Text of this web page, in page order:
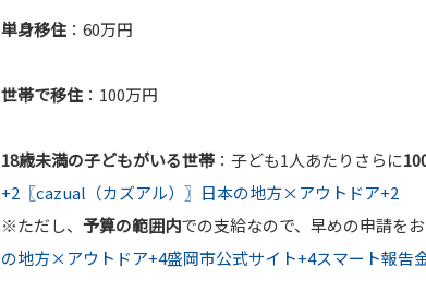
単身移住：60万円
世帯で移住：100万円
18歳未満の子どもがいる世帯：子ども1人あたりさらに
+2〖cazual（カズアル）〗日本の地方×アウトドア+2
※ただし、 予算の範囲内での支給なので、早めの申請を
の地方×アウトドア+4盛岡市公式サイト+4スマート報告